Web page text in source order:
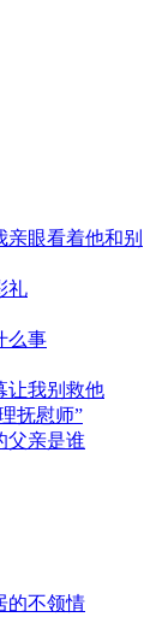
眼看着他和别
礼
么事
让我别救他
抚慰师”
父亲是谁
的不领情